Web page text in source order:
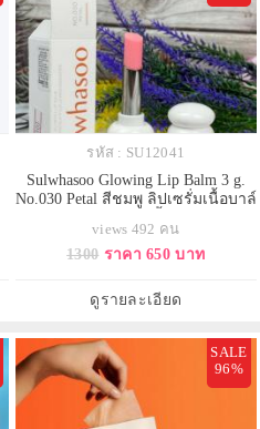
รหัส : SU12041
Sulwhasoo Glowing Lip Balm 3 g.
No.030 Petal สีชมพู ลิปเซรั่มเนื้อบาล์
มอบความกระจ่างใส & เติมเต็มให้
ริมฝีปากอวบอิ่ม คงความชุ่มชื้น
บำรุงช่วยต่อต้านริ้วรอยจากส่วน
ผสมใน First Care Activating
views 492 คน
1300 ราคา 650 บาท
ดูรายละเอียด
SALE
96%